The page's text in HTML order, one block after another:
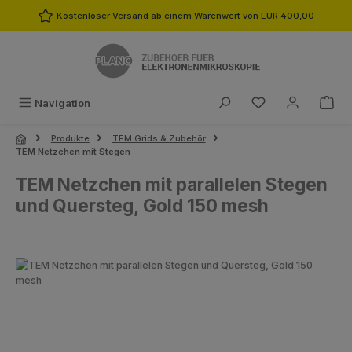
Zum Hauptinhalt springen
Kostenloser Versand ab einem Warenwert von EUR 400,00
Navigation Du hast 0
Produkte
TEM Grids & Zubehör
TEM Netzchen mit Stegen
TEM Netzchen mit parallelen Stegen
und Quersteg, Gold 150 mesh
Bildergalerie überspringen